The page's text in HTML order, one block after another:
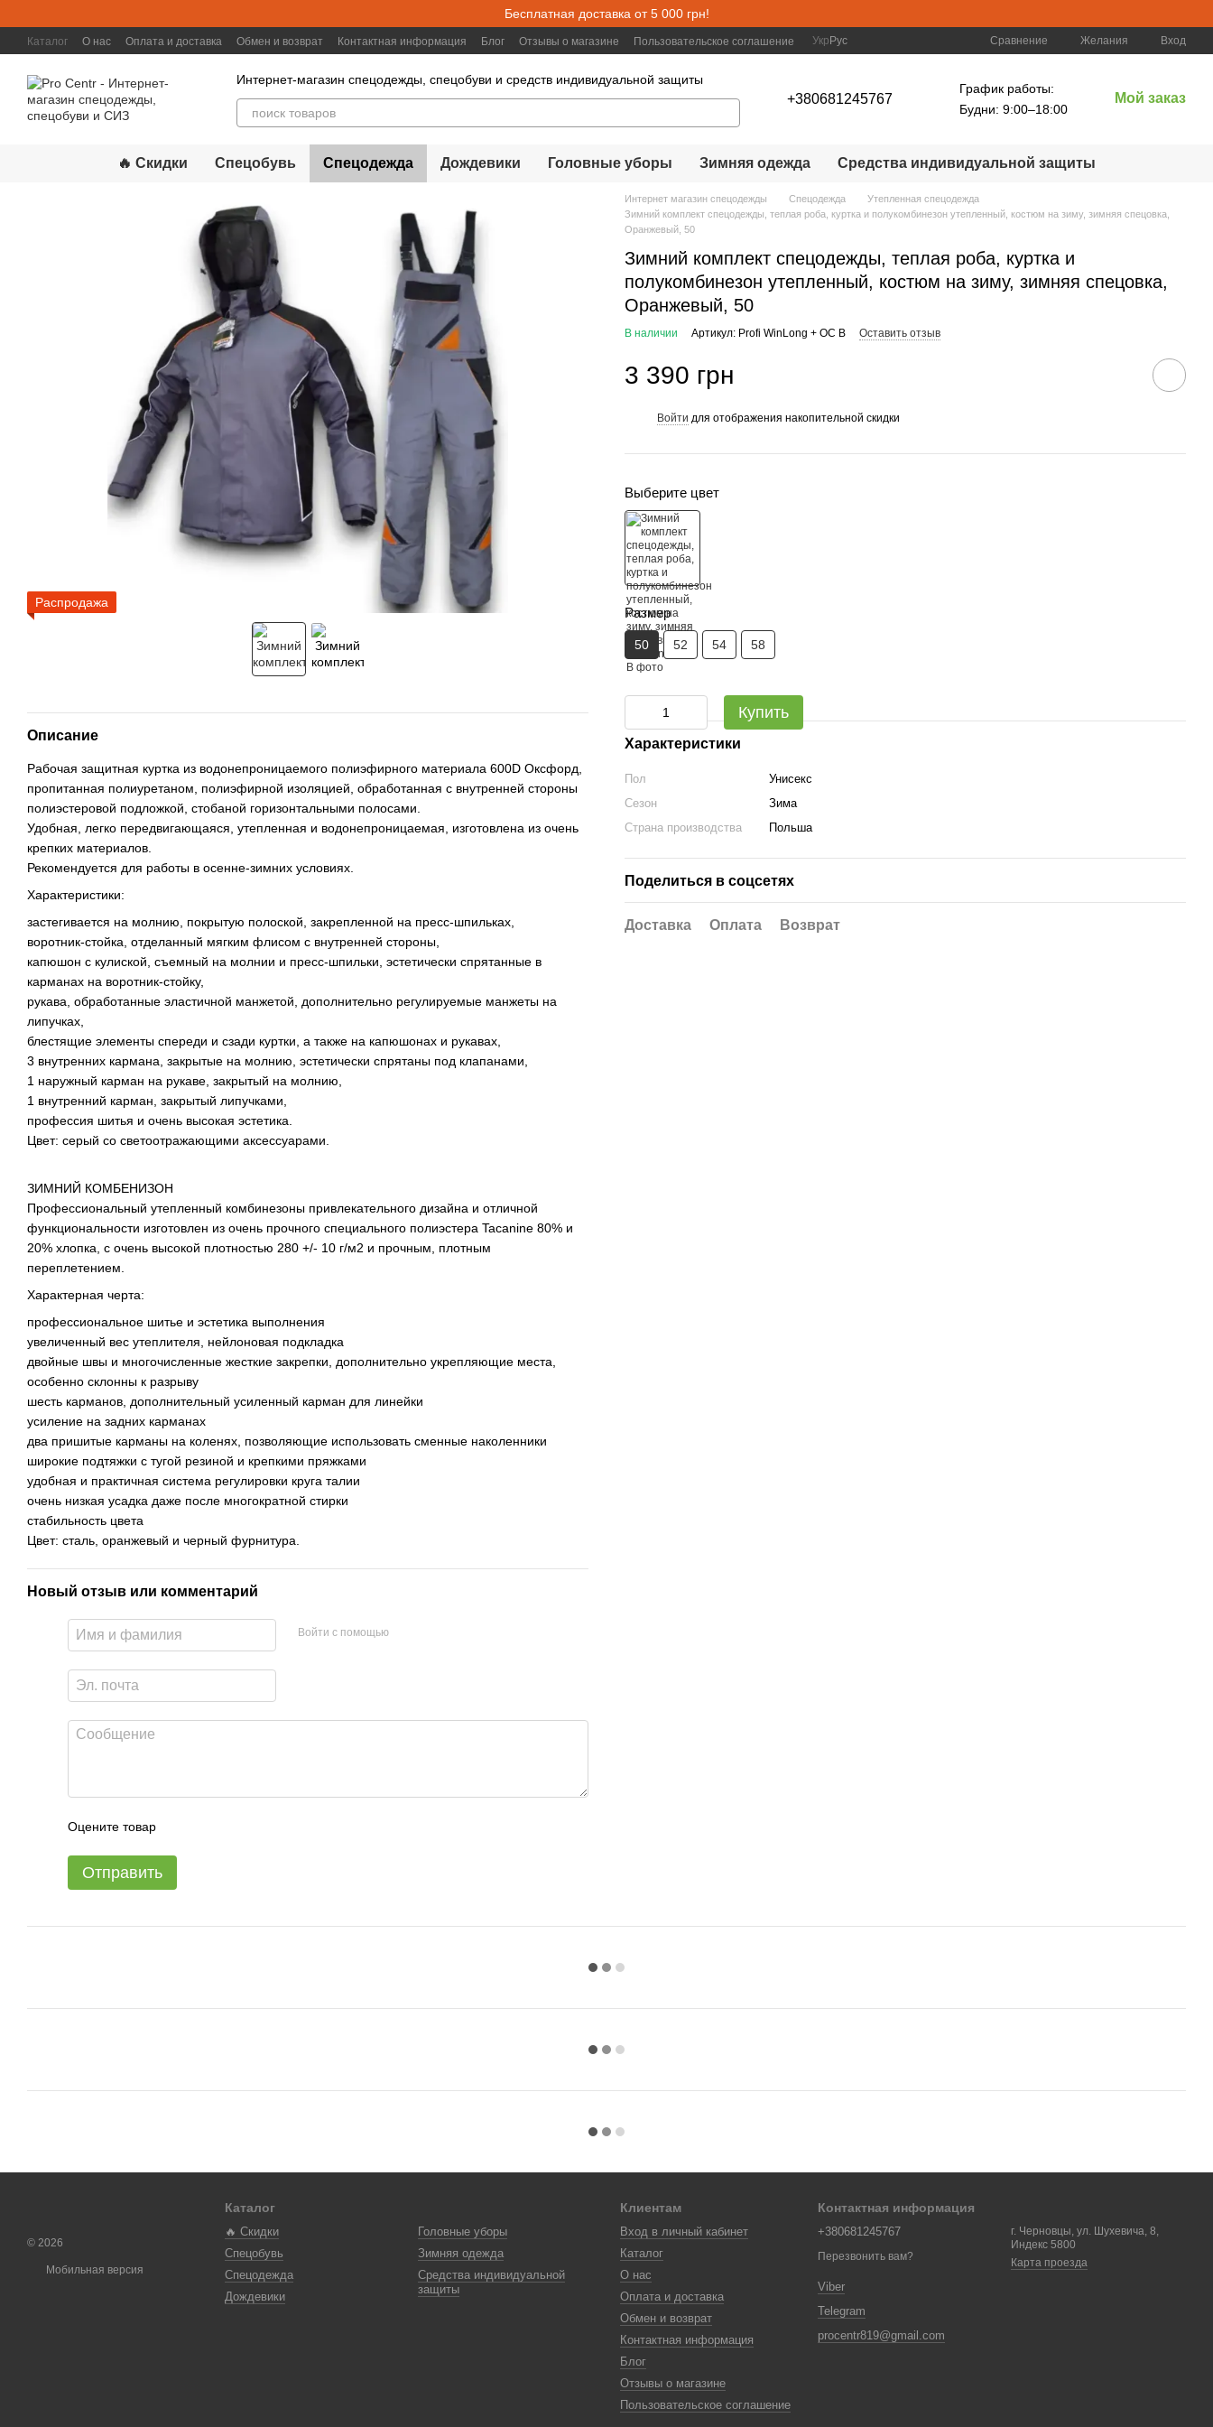
Бесплатная доставка от 5 000 грн!
Каталог О нас Оплата и доставка Обмен и возврат Контактная информация Блог Отзывы о магазине Пользовательское соглашение Укр Рус Сравнение Желания Вход
Интернет-магазин спецодежды, спецобуви и средств индивидуальной защиты
+380681245767
График работы:
Будни: 9:00–18:00
Мой заказ
🔥 Скидки Спецобувь Спецодежда Дождевики Головные уборы Зимняя одежда Средства индивидуальной защиты
Распродажа
Описание
Рабочая защитная куртка из водонепроницаемого полиэфирного материала 600D Оксфорд,
пропитанная полиуретаном, полиэфирной изоляцией, обработанная с внутренней стороны
полиэстеровой подложкой, стобаной горизонтальными полосами.
Удобная, легко передвигающаяся, утепленная и водонепроницаемая, изготовлена ​​из очень
крепких материалов.
Рекомендуется для работы в осенне-зимних условиях.
Характеристики:
застегивается на молнию, покрытую полоской, закрепленной на пресс-шпильках,
воротник-стойка, отделанный мягким флисом с внутренней стороны,
капюшон с кулиской, съемный на молнии и пресс-шпильки, эстетически спрятанные в
карманах на воротник-стойку,
рукава, обработанные эластичной манжетой, дополнительно регулируемые манжеты на
липучках,
блестящие элементы спереди и сзади куртки, а также на капюшонах и рукавах,
3 внутренних кармана, закрытые на молнию, эстетически спрятаны под клапанами,
1 наружный карман на рукаве, закрытый на молнию,
1 внутренний карман, закрытый липучками,
профессия шитья и очень высокая эстетика.
Цвет: серый со светоотражающими аксессуарами.
ЗИМНИЙ КОМБЕНИЗОН
Профессиональный утепленный комбинезоны привлекательного дизайна и отличной
функциональности изготовлен из очень прочного специального полиэстера Tacanine 80% и
20% хлопка, с очень высокой плотностью 280 +/- 10 г/м2 и прочным, плотным
переплетением.
Характерная черта:
профессиональное шитье и эстетика выполнения
увеличенный вес утеплителя, нейлоновая подкладка
двойные швы и многочисленные жесткие закрепки, дополнительно укрепляющие места,
особенно склонны к разрыву
шесть карманов, дополнительный усиленный карман для линейки
усиление на задних карманах
два пришитые карманы на коленях, позволяющие использовать сменные наколенники
широкие подтяжки с тугой резиной и крепкими пряжками
удобная и практичная система регулировки круга талии
очень низкая усадка даже после многократной стирки
стабильность цвета
Цвет: сталь, оранжевый и черный фурнитура.
Новый отзыв или комментарий
Войти с помощью
Оцените товар
Отправить
Интернет магазин спецодежды Спецодежда
Утепленная спецодежда
Зимний комплект спецодежды, теплая роба, куртка и полукомбинезон утепленный, костюм на зиму, зимняя спецовка,
Оранжевый, 50
Зимний комплект спецодежды, теплая роба, куртка и
полукомбинезон утепленный, костюм на зиму, зимняя спецовка,
Оранжевый, 50
В наличии Артикул: Profi WinLong + OC B Оставить отзыв
3 390 грн
Войти для отображения накопительной скидки
Выберите цвет
Размер
50 52 54 58
Купить
Характеристики
Пол
Унисекс
Сезон
Зима
Страна производства
Польша
Поделиться в соцсетях
Доставка Оплата Возврат
© 2026
Мобильная версия
Каталог
🔥 Скидки
Спецобувь
Спецодежда
Дождевики
Головные уборы
Зимняя одежда
Средства индивидуальной
защиты
Клиентам
Вход в личный кабинет
Каталог
О нас
Оплата и доставка
Обмен и возврат
Контактная информация
Блог
Отзывы о магазине
Пользовательское соглашение
Контактная информация
+380681245767
Перезвонить вам?
Viber
Telegram
procentr819@gmail.com
г. Черновцы, ул. Шухевича, 8,
Индекс 5800
Карта проезда